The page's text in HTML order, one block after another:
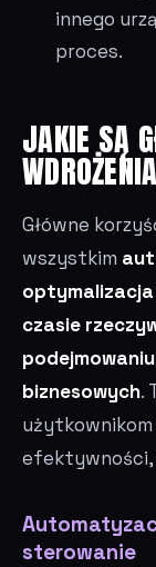
innego
proces.
JAKIE SĄ
Główne
wszystkim
optymalizacja
czasie
biznesowych.
efektywności,
sterowanie